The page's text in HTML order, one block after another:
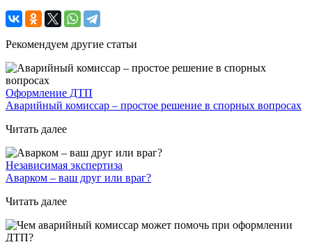
Рекомендуем другие статьи
Оформление ДТП
Аварийный комиссар – простое решение в спорных вопросах
Читать далее
Независимая экспертиза
Аварком – ваш друг или враг?
Читать далее